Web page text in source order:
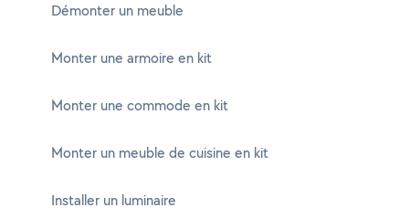
Démonter un meuble
Monter une armoire en kit
Monter une commode en kit
Monter un meuble de cuisine en kit
Installer un luminaire